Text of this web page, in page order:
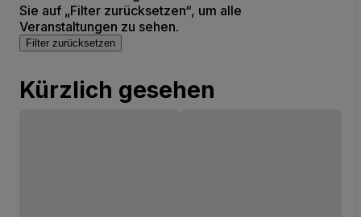
Sie auf „Filter zurücksetzen“, um alle
Veranstaltungen zu sehen.
Filter zurücksetzen
Kürzlich gesehen